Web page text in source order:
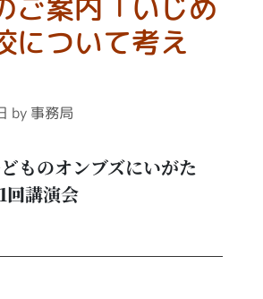
ご案内「いじめ
について考え
by 事務局
ものオンブズにいがた
回講演会